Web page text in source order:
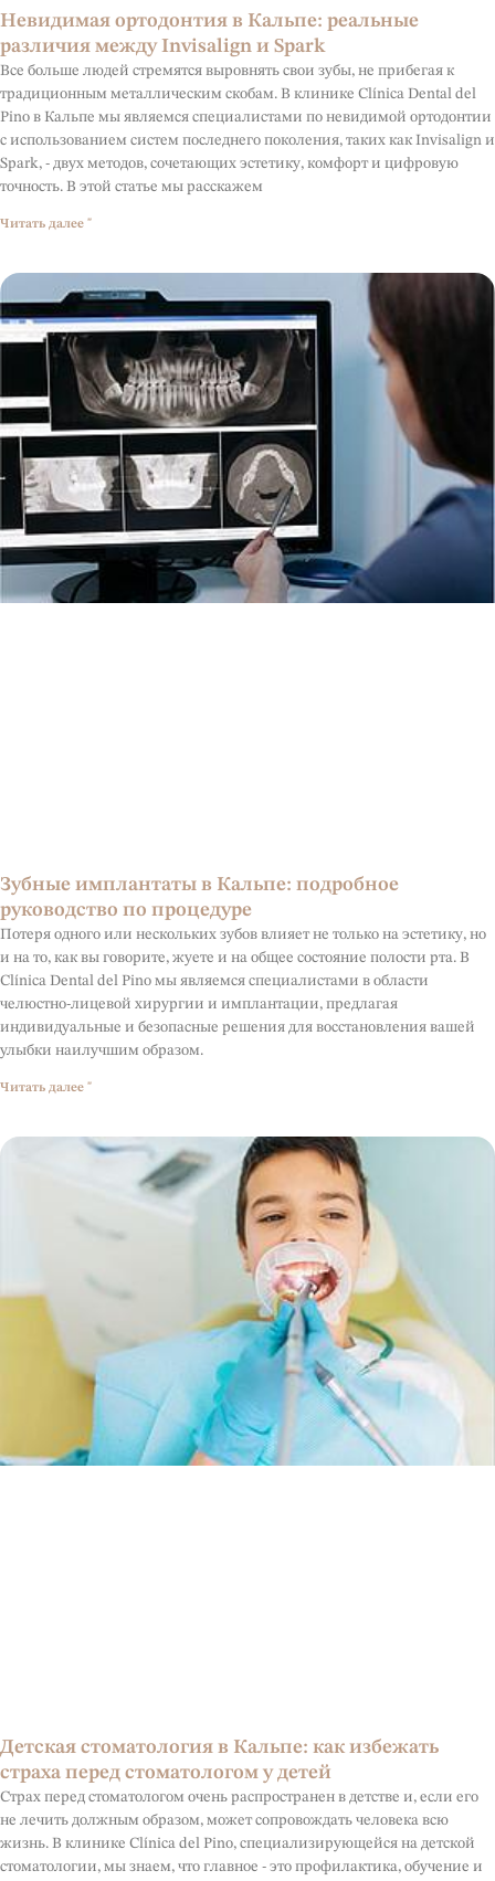
Невидимая ортодонтия в Кальпе: реальные
различия между Invisalign и Spark
Все больше людей стремятся выровнять свои зубы, не прибегая к
традиционным металлическим скобам. В клинике Clínica Dental del
Pino в Кальпе мы являемся специалистами по невидимой ортодонтии
с использованием систем последнего поколения, таких как Invisalign и
Spark, - двух методов, сочетающих эстетику, комфорт и цифровую
точность. В этой статье мы расскажем
Читать далее "
Зубные имплантаты в Кальпе: подробное
руководство по процедуре
Потеря одного или нескольких зубов влияет не только на эстетику, но
и на то, как вы говорите, жуете и на общее состояние полости рта. В
Clínica Dental del Pino мы являемся специалистами в области
челюстно-лицевой хирургии и имплантации, предлагая
индивидуальные и безопасные решения для восстановления вашей
улыбки наилучшим образом.
Читать далее "
Детская стоматология в Кальпе: как избежать
страха перед стоматологом у детей
Страх перед стоматологом очень распространен в детстве и, если его
не лечить должным образом, может сопровождать человека всю
жизнь. В клинике Clínica del Pino, специализирующейся на детской
стоматологии, мы знаем, что главное - это профилактика, обучение и